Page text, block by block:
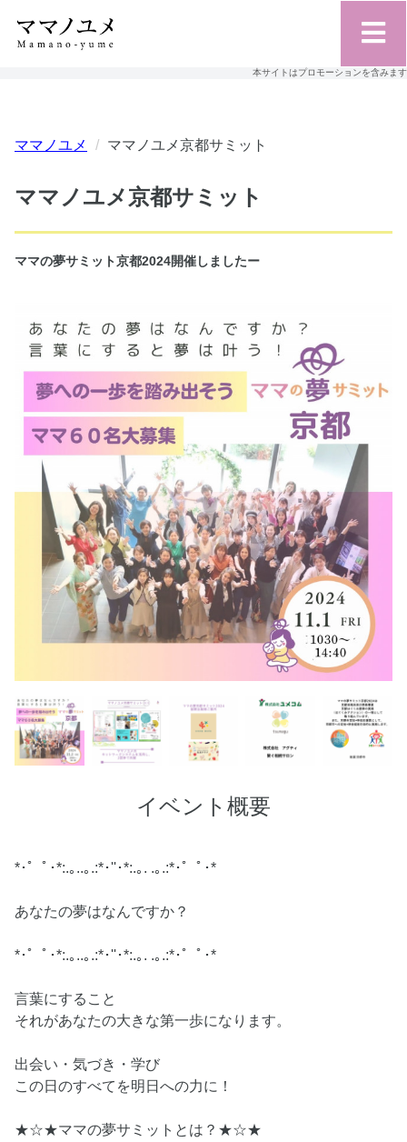
本サイトはプロモーションを含みます
ママノユメ ママノユメ京都サミット
ママノユメ京都サミット
ママの夢サミット京都2024開催しましたー
イベント概要
*･゜ﾟ･*:.｡..｡.:*･''･*:.｡. .｡.:*･゜ﾟ･*
あなたの夢はなんですか？
*･゜ﾟ･*:.｡..｡.:*･''･*:.｡. .｡.:*･゜ﾟ･*
言葉にすること
それがあなたの大きな第一歩になります。
出会い・気づき・学び
この日のすべてを明日への力に！
★☆★ママの夢サミットとは？★☆★